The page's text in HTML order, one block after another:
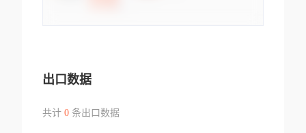
出口数据
共计 0条出口数据